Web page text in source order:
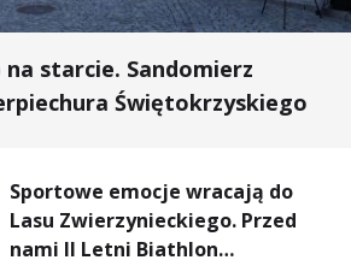
na starcie. Sandomierz
Świętokrzyskiego
Sportowe emocje wracają do
Lasu Zwierzynieckiego. Przed
nami II Letni Biathlon